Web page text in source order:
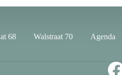
68 Walstraat 70 Agenda